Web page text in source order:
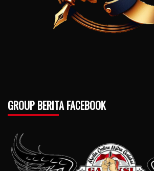
GROUP BERITA FACEBOOK